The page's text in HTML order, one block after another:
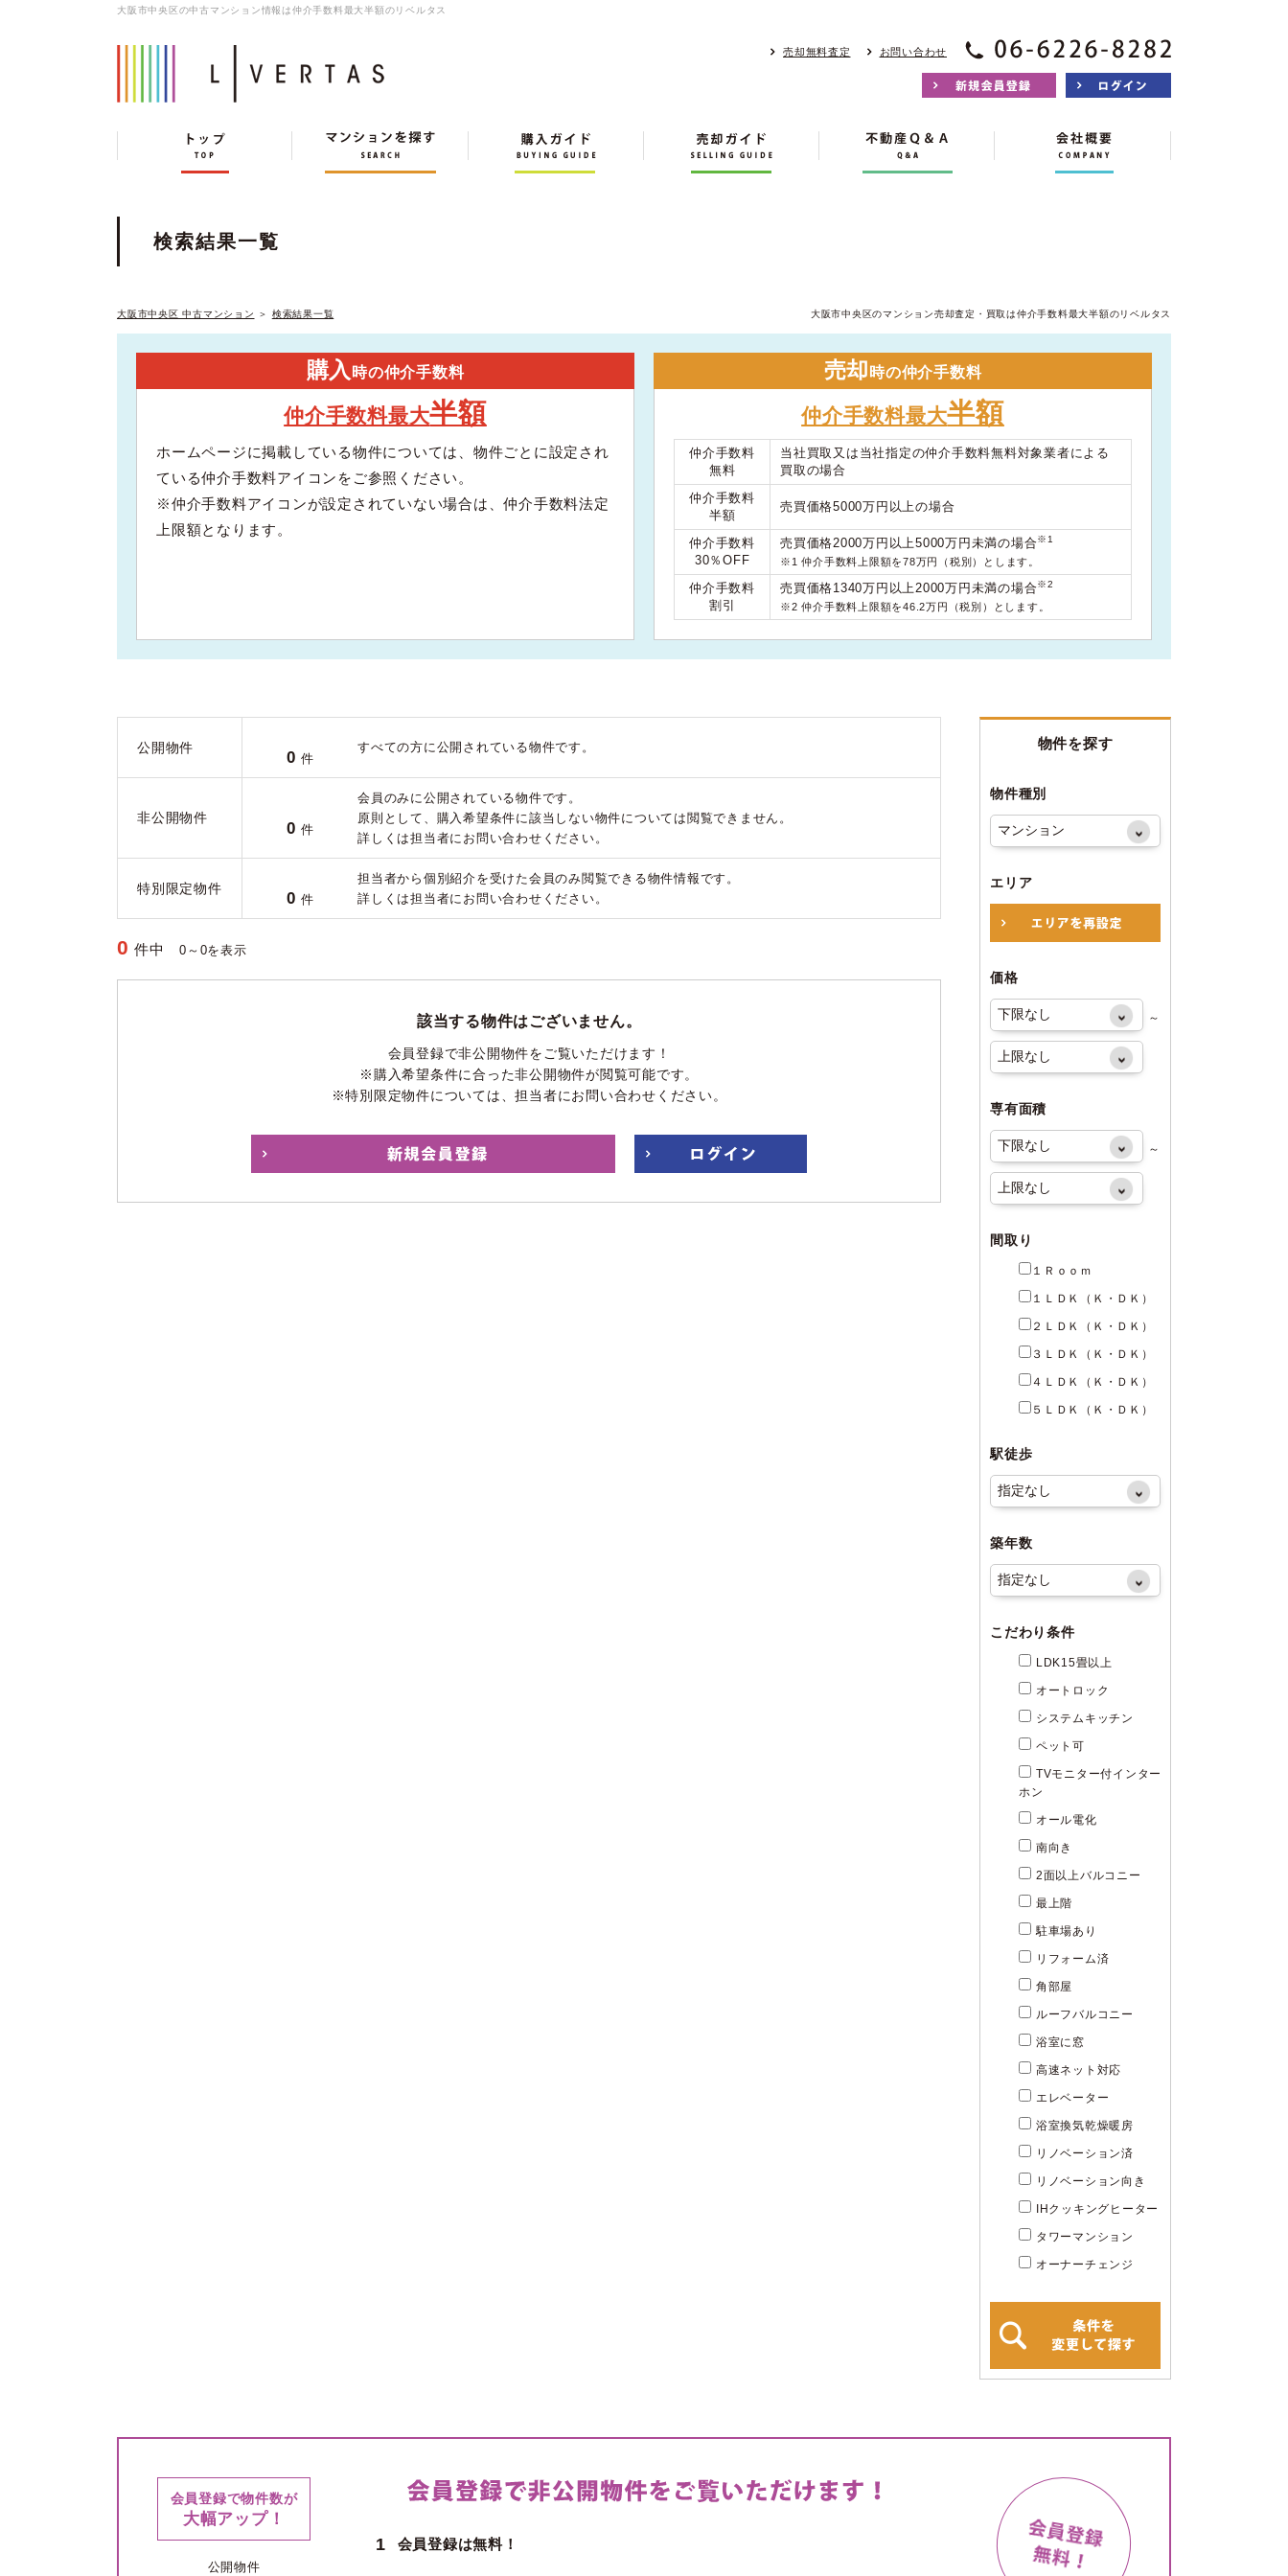
大阪市中央区の中古マンション情報は仲介手数料最大半額のリベルタス
売却無料査定 お問い合わせ
検索結果一覧
大阪市中央区 中古マンション ＞ 検索結果一覧 大阪市中央区のマンション売却査定・買取は仲介手数料最大半額のリベルタス
購入 時の仲介手数料
仲介手数料最大半額
ホームページに掲載している物件については、物件ごとに設定され
ている仲介手数料アイコンをご参照ください。
※仲介手数料アイコンが設定されていない場合は、仲介手数料法定
上限額となります。
売却時の仲介手数料
仲介手数料最大半額
仲介手数料
無料
当社買取又は当社指定の仲介手数料無料対象業者による
買取の場合
仲介手数料
半額
売買価格5000万円以上の場合
仲介手数料
30％OFF
売買価格2000万円以上5000万円未満の場合※1
※1 仲介手数料上限額を78万円（税別）とします。
仲介手数料
割引
売買価格1340万円以上2000万円未満の場合※2
※2 仲介手数料上限額を46.2万円（税別）とします。
公開物件
0 件
すべての方に公開されている物件です。
非公開物件
0 件
会員のみに公開されている物件です。
原則として、購入希望条件に該当しない物件については閲覧できません。
詳しくは担当者にお問い合わせください。
特別限定物件
0 件
担当者から個別紹介を受けた会員のみ閲覧できる物件情報です。
詳しくは担当者にお問い合わせください。
0 件中 0～0を表示
該当する物件はございません。
会員登録で非公開物件をご覧いただけます！
※購入希望条件に合った非公開物件が閲覧可能です。
※特別限定物件については、担当者にお問い合わせください。
物件を探す
物件種別
エリア
価格
～
専有面積
～
間取り
１Ｒｏｏｍ
１ＬＤＫ（Ｋ・ＤＫ）
２ＬＤＫ（Ｋ・ＤＫ）
３ＬＤＫ（Ｋ・ＤＫ）
４ＬＤＫ（Ｋ・ＤＫ）
５ＬＤＫ（Ｋ・ＤＫ）
駅徒歩
築年数
こだわり条件
LDK15畳以上
オートロック
システムキッチン
ペット可
TVモニター付インター
ホン
オール電化
南向き
2面以上バルコニー
最上階
駐車場あり
リフォーム済
角部屋
ルーフバルコニー
浴室に窓
高速ネット対応
エレベーター
浴室換気乾燥暖房
リノベーション済
リノベーション向き
IHクッキングヒーター
タワーマンション
オーナーチェンジ
会員登録で物件数が
大幅アップ！
公開物件
1 会員登録は無料！